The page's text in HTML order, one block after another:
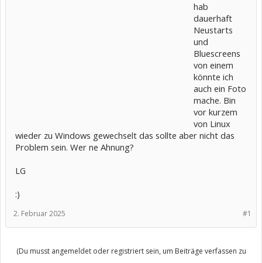
hab
dauerhaft
Neustarts
und
Bluescreens
von einem
könnte ich
auch ein Foto
mache. Bin
vor kurzem
von Linux
wieder zu Windows gewechselt das sollte aber nicht das
Problem sein. Wer ne Ahnung?
LG
:)
#1
2. Februar 2025
(Du musst angemeldet oder registriert sein, um Beiträge verfassen zu